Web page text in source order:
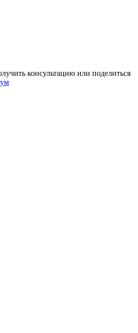
консультацию или поделиться